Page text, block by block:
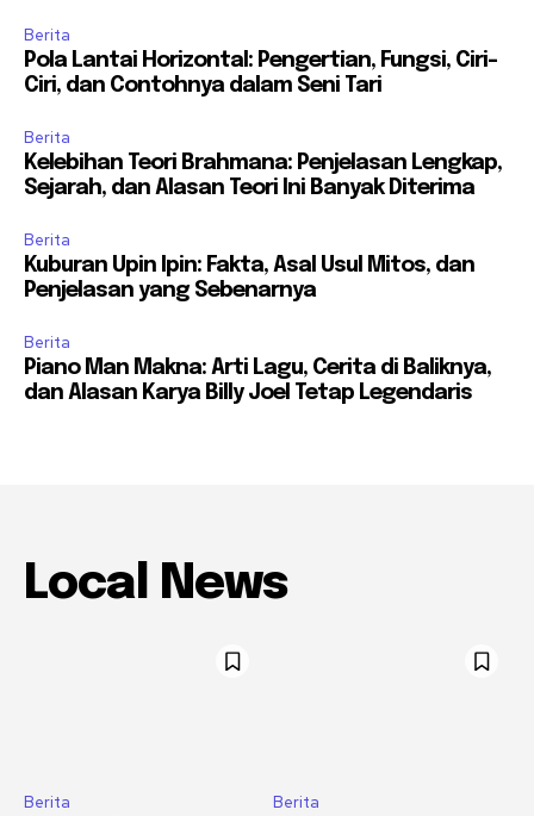
Berita
Pola Lantai Horizontal: Pengertian, Fungsi, Ciri-
Ciri, dan Contohnya dalam Seni Tari
Berita
Kelebihan Teori Brahmana: Penjelasan Lengkap,
Sejarah, dan Alasan Teori Ini Banyak Diterima
Berita
Kuburan Upin Ipin: Fakta, Asal Usul Mitos, dan
Penjelasan yang Sebenarnya
Berita
Piano Man Makna: Arti Lagu, Cerita di Baliknya,
dan Alasan Karya Billy Joel Tetap Legendaris
Local News
Berita Berita